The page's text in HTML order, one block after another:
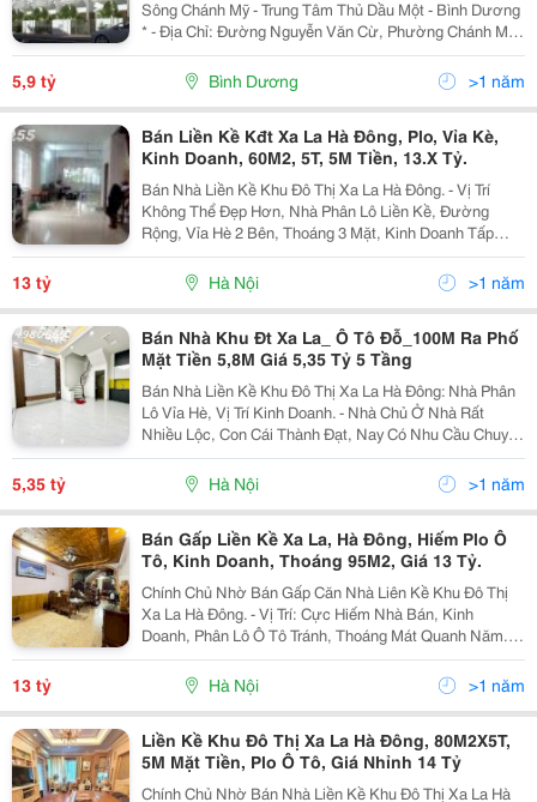
Sông Chánh Mỹ - Trung Tâm Thủ Dầu Một - Bình Dương
* - Địa Chỉ: Đường Nguyễn Văn Cừ, Phường Chánh Mỹ,
Tp Tdm, Bình Dương - Nhà Liền Kề Khu Biệt Thự Ven
Sông Chánh Mỹ, Trung Tâm Thủ Dầu Một, Bình D
5,9 tỷ Bình Dương >1 năm
Bán Liền Kề Kđt Xa La Hà Đông, Plo, Vỉa Kè,
Kinh Doanh, 60M2, 5T, 5M Tiền, 13.X Tỷ.
Bán Nhà Liền Kề Khu Đô Thị Xa La Hà Đông. - Vị Trí
Không Thể Đẹp Hơn, Nhà Phân Lô Liền Kề, Đường
Rộng, Vỉa Hè 2 Bên, Thoáng 3 Mặt, Kinh Doanh Tấp
Nập, Chân Nhiều Tòa Chung Cư - Nhà Nằm Trên Trục
Giao Thông Chính Nối #Nguyễn Xiển #Xa La #Thanh
13 tỷ Hà Nội >1 năm
Bán Nhà Khu Đt Xa La_ Ô Tô Đỗ_100M Ra Phố
Mặt Tiền 5,8M Giá 5,35 Tỷ 5 Tầng
Bán Nhà Liền Kề Khu Đô Thị Xa La Hà Đông: Nhà Phân
Lô Vỉa Hè, Vị Trí Kinh Doanh. - Nhà Chủ Ở Nhà Rất
Nhiều Lộc, Con Cái Thành Đạt, Nay Có Nhu Cầu Chuyển
Đổi Bt Vinhomes Lên Mới Bán, Chủ Tặng Lại Nội Thất
Cho Khách Mua Thiện Trí. - Nhà Chủ Tự Xây...
5,35 tỷ Hà Nội >1 năm
Bán Gấp Liền Kề Xa La, Hà Đông, Hiếm Plo Ô
Tô, Kinh Doanh, Thoáng 95M2, Giá 13 Tỷ.
Chính Chủ Nhờ Bán Gấp Căn Nhà Liên Kề Khu Đô Thị
Xa La Hà Đông. - Vị Trí: Cực Hiếm Nhà Bán, Kinh
Doanh, Phân Lô Ô Tô Tránh, Thoáng Mát Quanh Năm.
Khu Vực Xung Quanh Nhà Tiện Ích Không Thiếu Thứ
Gì: Chợ, Trường Học Các Cấp, Bệnh Viện, Giao Thông
13 tỷ Hà Nội >1 năm
Liền Kề Khu Đô Thị Xa La Hà Đông, 80M2X5T,
5M Mặt Tiền, Plo Ô Tô, Giá Nhỉnh 14 Tỷ
Chính Chủ Nhờ Bán Nhà Liền Kề Khu Đô Thị Xa La Hà